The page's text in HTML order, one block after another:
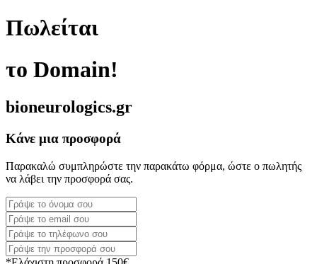
Πωλείται
το Domain!
bioneurologics.gr
Κάνε μια προσφορά
Παρακαλώ συμπληρώστε την παρακάτω φόρμα, ώστε ο πωλητής
να λάβει την προσφορά σας.